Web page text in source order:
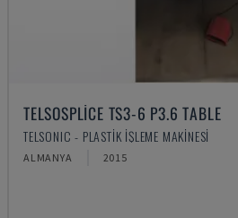
TELSOSPLICE TS3-6 P3.6 TABLE
TELSONIC - PLASTIK IŞLEME MAKINESI
ALMANYA 2015